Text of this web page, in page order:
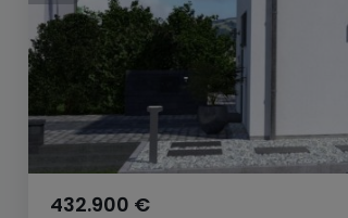
432.900 €